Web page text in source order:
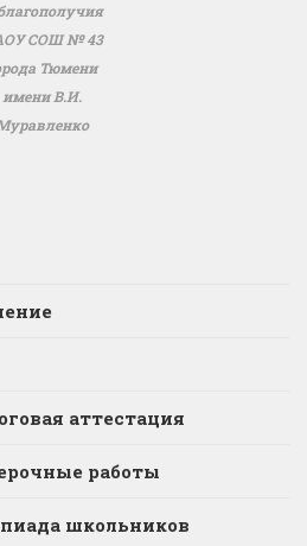
СОШ № 43
Тюмени
имени В.И.
аттестация
работы
школьников